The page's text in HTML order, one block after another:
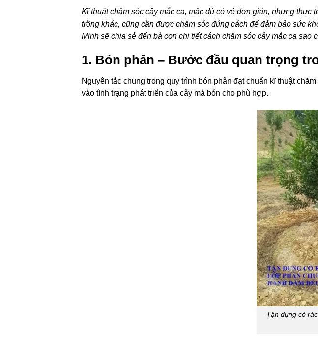
Kĩ thuật chăm sóc cây mắc ca, mặc dù có vẻ đơn giản, nhưng
trồng khác, cũng cần được chăm sóc đúng cách để đảm bảo sức
Minh sẽ chia sẻ đến bà con chi tiết cách chăm sóc cây mắc ca sao
1. Bón phân – Bước đầu quan trọng
Nguyên tắc chung trong quy trình bón phân đạt chuẩn kĩ thuật
vào tình trạng phát triển của cây mà bón cho phù hợp.
Tận dụng cỏ